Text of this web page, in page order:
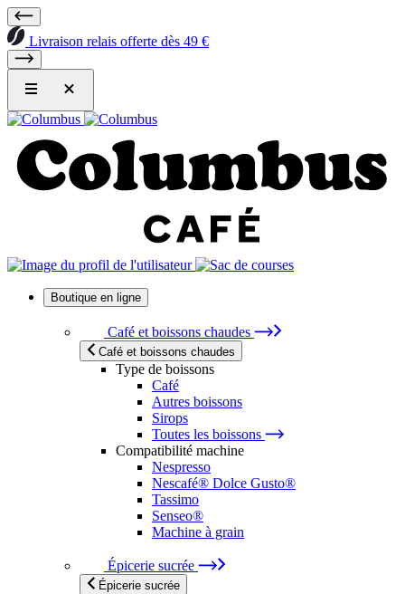
Livraison relais offerte dès 49 €
Boutique en ligne
Café et boissons chaudes
Café et boissons chaudes
Type de boissons
Café
Autres boissons
Sirops
Toutes les boissons
Compatibilité machine
Nespresso
Nescafé® Dolce Gusto®
Tassimo
Senseo®
Machine à grain
Épicerie sucrée
Épicerie sucrée